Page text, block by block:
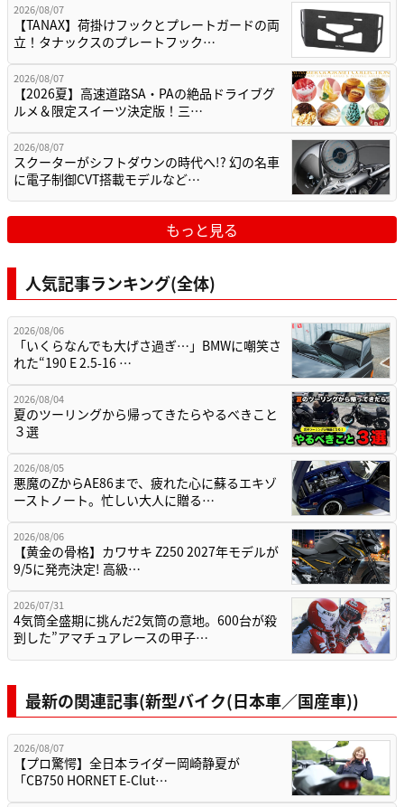
2026/08/07
【TANAX】荷掛けフックとプレートガードの両
立！タナックスのプレートフック…
2026/08/07
【2026夏】高速道路SA・PAの絶品ドライブグ
ルメ＆限定スイーツ決定版！三…
2026/08/07
スクーターがシフトダウンの時代へ!? 幻の名車
に電子制御CVT搭載モデルなど…
もっと見る
人気記事ランキング(全体)
2026/08/06
「いくらなんでも大げさ過ぎ…」BMWに嘲笑さ
れた“190 E 2.5-16 …
2026/08/04
夏のツーリングから帰ってきたらやるべきこと
３選
2026/08/05
悪魔のZからAE86まで、疲れた心に蘇るエキゾ
ーストノート。忙しい大人に贈る…
2026/08/06
【黄金の骨格】カワサキ Z250 2027年モデルが
9/5に発売決定! 高級…
2026/07/31
4気筒全盛期に挑んだ2気筒の意地。600台が殺
到した”アマチュアレースの甲子…
最新の関連記事(新型バイク(日本車／国産車))
2026/08/07
【プロ驚愕】全日本ライダー岡崎静夏が
「CB750 HORNET E-Clut…